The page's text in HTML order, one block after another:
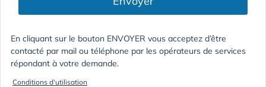
En cliquant sur le bouton ENVOYER vous acceptez d’être
contacté par mail ou téléphone par les opérateurs de services
répondant à votre demande.
Conditions d'utilisation